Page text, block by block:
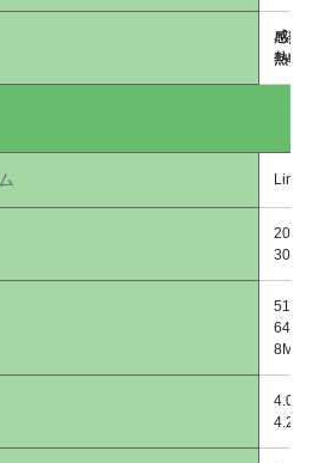
感熱
熱転
Link-
8MB
4.09
4.27